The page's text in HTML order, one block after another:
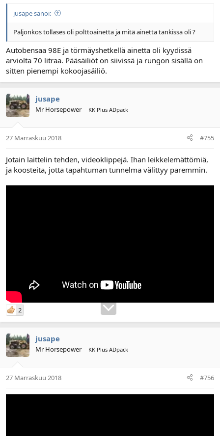
jusape sanoi:
Paljonkos tollases oli polttoainetta ja mitä ainetta tankissa oli ?
Autobensaa 98E ja törmäyshetkellä ainetta oli kyydissä
arviolta 70 litraa. Pääsäiliöt on siivissä ja rungon sisällä on
sitten pienempi kokoojasäiliö.
jusape
Mr Horsepower KK Plus ADpack
27 Marraskuu 2018 #755
Jotain laittelin tehden, videoklippejä. Ihan leikkelemättömiä,
ja koosteita, jotta tapahtuman tunnelma välittyy paremmin.
2
jusape
Mr Horsepower KK Plus ADpack
27 Marraskuu 2018 #756